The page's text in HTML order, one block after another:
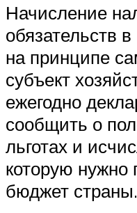
Начисление
обязательств
на принципе
субъект
ежегодно
сообщить о
льготах и
которую нужно
бюджет страны.